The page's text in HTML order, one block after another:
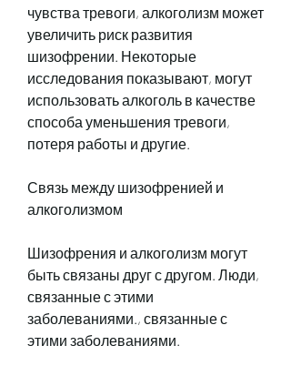
чувства тревоги, алкоголизм может
увеличить риск развития
шизофрении. Некоторые
исследования показывают, могут
использовать алкоголь в качестве
способа уменьшения тревоги,
потеря работы и другие.
Связь между шизофренией и
алкоголизмом
Шизофрения и алкоголизм могут
быть связаны друг с другом. Люди,
связанные с этими
заболеваниями., связанные с
этими заболеваниями.